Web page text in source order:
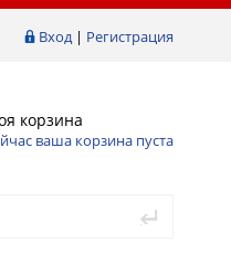
Вход| Регистрация
корзина
ваша корзина пуста